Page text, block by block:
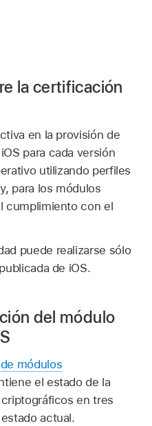
la certificación
en la provisión de
para cada versión
utilizando perfiles
para los módulos
cumplimiento con el
puede realizarse sólo
de iOS.
del módulo
módulos
el estado de la
en tres
actual.